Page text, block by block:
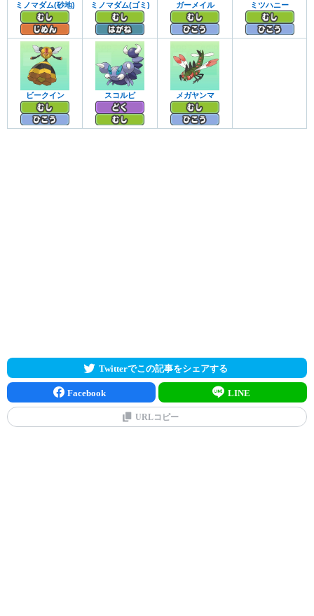
ミノマダム(砂地) ミノマダム(ゴミ) ガーメイル ミツハニー
ビークイン スコルピ メガヤンマ
Twitterでこの記事をシェアする
Facebook LINE
URLコピー